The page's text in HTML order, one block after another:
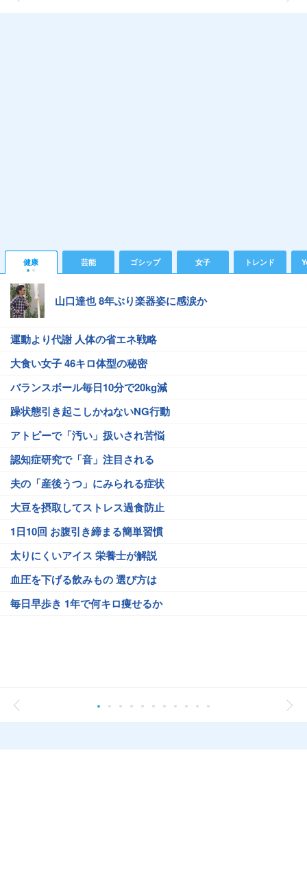
健康 芸能 ゴシップ 女子 トレンド
山口達也 8年ぶり楽器姿に感涙か
運動より代謝 人体の省エネ戦略
大食い女子 46キロ体型の秘密
バランスボール毎日10分で20kg減
躁状態引き起こしかねないNG行動
アトピーで「汚い」扱いされ苦悩
認知症研究で「音」注目される
夫の「産後うつ」にみられる症状
大豆を摂取してストレス過食防止
1日10回 お腹引き締まる簡単習慣
太りにくいアイス 栄養士が解説
血圧を下げる飲みもの 選び方は
毎日早歩き 1年で何キロ痩せるか